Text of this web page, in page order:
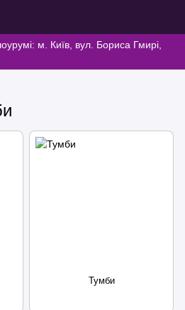
м. Київ, вул. Бориса Гмирі,
Тумби